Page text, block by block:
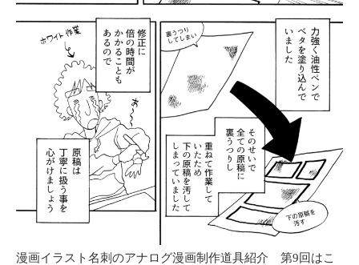
漫画イラスト名刺のアナログ漫画制作道具紹介 第9回はこ